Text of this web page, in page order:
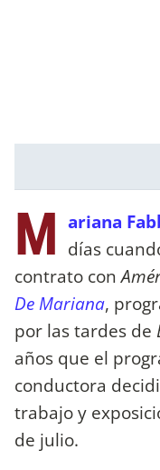
M ariana
días
contrato con
De Mariana,
por las tardes de
años que el
conductora
trabajo y
de julio.